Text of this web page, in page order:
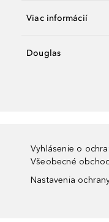
Viac informácií
Douglas
Vyhlásenie o
Všeobecné
Nastavenia